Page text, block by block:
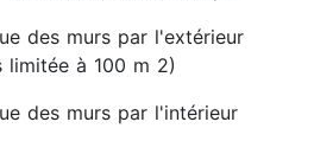
des murs par l'extérieur
limitée à 100 m 2)
des murs par l'intérieur